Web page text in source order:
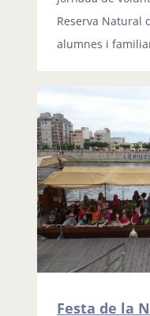
Reserva Natural
alumnes i
Festa de la